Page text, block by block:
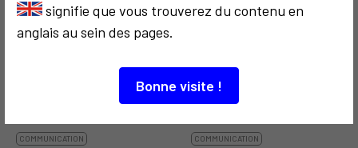
signifie que vous trouverez du contenu en
anglais au sein des pages.
Bonne visite !
COMMUNICATION
COMMUNICATION